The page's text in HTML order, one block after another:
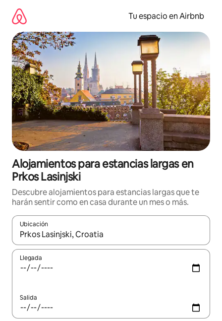
contenido
Tu espacio en Airbnb
Alojamientos para estancias largas en
Prkos Lasinjski
Descubre alojamientos para estancias largas que te
harán sentir como en casa durante un mes o más.
Ubicación
Cuando los resultados estén disponibles, podrás navegar
Llegada
Salida